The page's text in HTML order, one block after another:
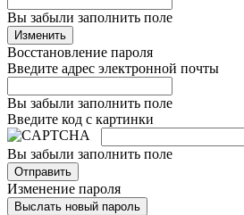
Вы забыли заполнить поле
Изменить
Восстановление пароля
Введите адрес электронной почты
Вы забыли заполнить поле
Введите код с картинки
Вы забыли заполнить поле
Отправить
Изменение пароля
Выслать новый пароль